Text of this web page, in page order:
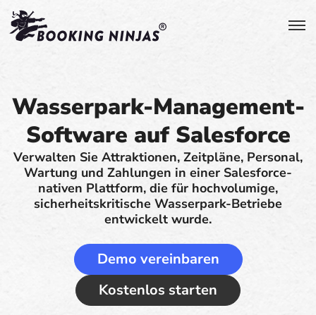
Wasserpark-Management-
Software auf Salesforce
Verwalten Sie Attraktionen, Zeitpläne, Personal,
Wartung und Zahlungen in einer Salesforce-
nativen Plattform, die für hochvolumige,
sicherheitskritische Wasserpark-Betriebe
entwickelt wurde.
Demo vereinbaren
Kostenlos starten